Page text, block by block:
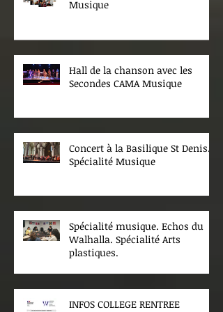
Musique
Hall de la chanson avec les
Secondes CAMA Musique
Concert à la Basilique St Denis.
Spécialité Musique
Spécialité musique. Echos du
Walhalla. Spécialité Arts
plastiques.
INFOS COLLEGE RENTREE